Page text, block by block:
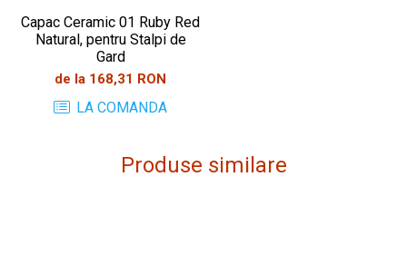
Capac Ceramic 01 Ruby Red
Natural, pentru Stalpi de
Gard
de la 168,31 RON
LA COMANDA
Produse similare